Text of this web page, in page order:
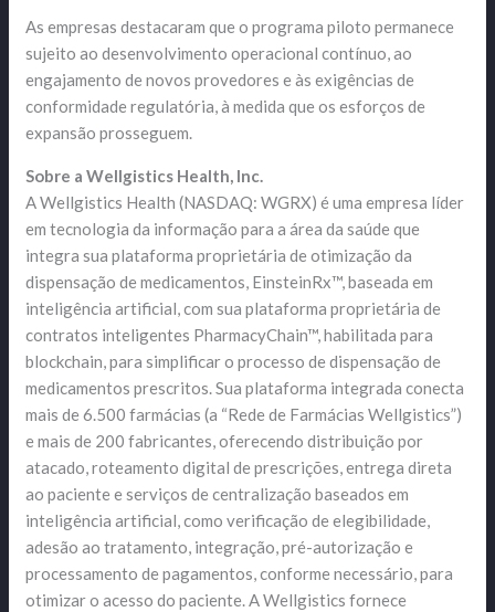
As empresas destacaram que o programa piloto permanece
sujeito ao desenvolvimento operacional contínuo, ao
engajamento de novos provedores e às exigências de
conformidade regulatória, à medida que os esforços de
expansão prosseguem.
Sobre a Wellgistics Health, Inc.
A Wellgistics Health (NASDAQ: WGRX) é uma empresa líder
em tecnologia da informação para a área da saúde que
integra sua plataforma proprietária de otimização da
dispensação de medicamentos, EinsteinRx™, baseada em
inteligência artificial, com sua plataforma proprietária de
contratos inteligentes PharmacyChain™, habilitada para
blockchain, para simplificar o processo de dispensação de
medicamentos prescritos. Sua plataforma integrada conecta
mais de 6.500 farmácias (a “Rede de Farmácias Wellgistics”)
e mais de 200 fabricantes, oferecendo distribuição por
atacado, roteamento digital de prescrições, entrega direta
ao paciente e serviços de centralização baseados em
inteligência artificial, como verificação de elegibilidade,
adesão ao tratamento, integração, pré-autorização e
processamento de pagamentos, conforme necessário, para
otimizar o acesso do paciente. A Wellgistics fornece